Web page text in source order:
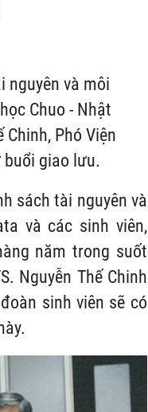
nguyên và môi
Chuo - Nhật
Chinh, Phó Viện
giao lưu.
sách tài nguyên và
và các sinh viên,
năm trong suốt
Nguyễn Thế Chinh
sinh viên sẽ có